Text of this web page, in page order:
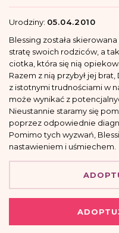
Urodziny: 05.04.2010
Blessing została
stratę swoich rodziców, a
ciotka, która się nią
Razem z nią przybył jej
z istotnymi trudnościami w
może wynikać z
Nieustannie staramy się
poprzez odpowiednie
Pomimo tych wyzwań,
nastawieniem i uśmiechem.